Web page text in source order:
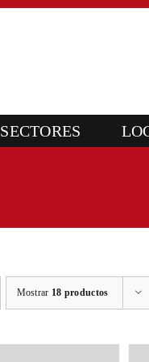
SECTORES
Mostrar 18 productos